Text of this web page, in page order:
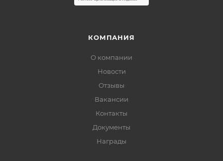
КОМПАНИЯ
О компании
Новости
Отзывы
Вакансии
Контакты
Документы
Награды